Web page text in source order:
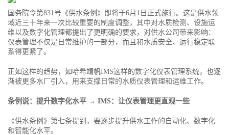
国务院令第831号《供水条例》即将于6月1日正式施行。这是供水领
域近三十年来一次比较重要的制度调整，其中对水质检测、设施运
维以及数字化管理都提出了更明确的要求，对供水公司带来影响：
仪表管理不仅是日常维护的一部分，而且和水质安全、运行稳定联
系得更紧了。
正如这样的趋势，如哈希靖帆IMS这样的数字化仪表管理系统，也逐
渐被更多水厂引入，用来支撑日常的水质仪表管理和运维工作。
条例说：提升数字化水平 → IMS：让仪表管理更直观一些
《供水条例》第七条提到，要逐步提升供水工作的自动化、数字化
和智能化水平。